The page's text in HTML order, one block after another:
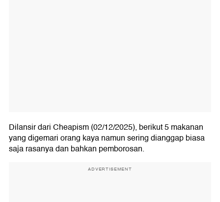
Dilansir dari Cheapism (02/12/2025), berikut 5 makanan
yang digemari orang kaya namun sering dianggap biasa
saja rasanya dan bahkan pemborosan.
ADVERTISEMENT